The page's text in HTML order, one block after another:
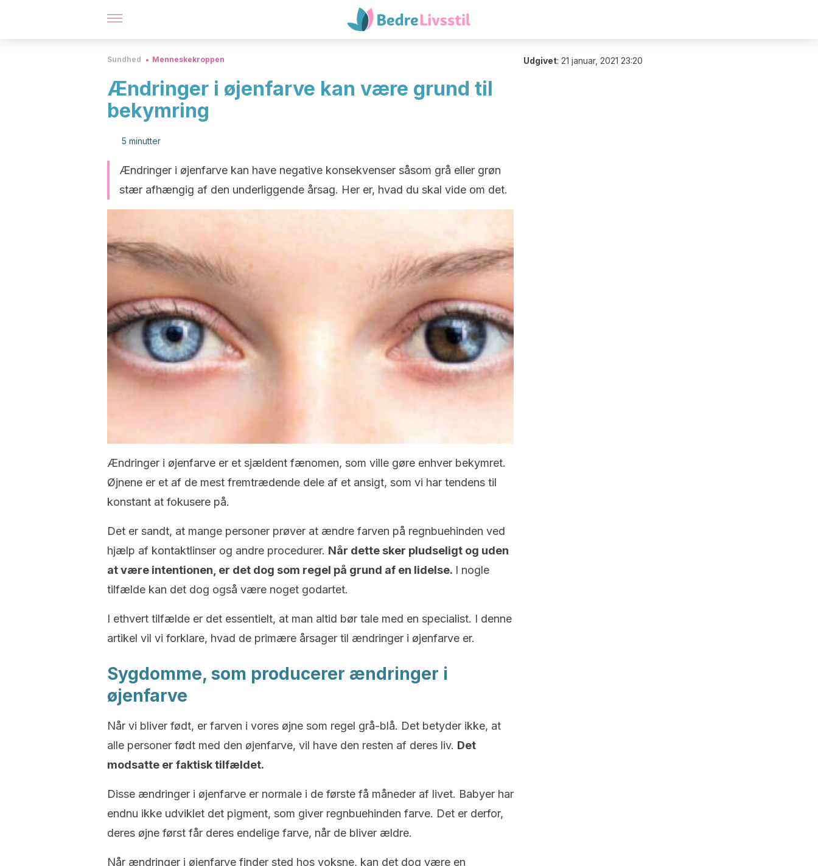
Sundhed Menneskekroppen
Ændringer i øjenfarve kan være grund til
bekymring
5 minutter
Ændringer i øjenfarve kan have negative konsekvenser såsom grå eller grøn
stær afhængig af den underliggende årsag. Her er, hvad du skal vide om det.
Ændringer i øjenfarve er et sjældent fænomen, som ville gøre enhver bekymret.
Øjnene er et af de mest fremtrædende dele af et ansigt, som vi har tendens til
konstant at fokusere på.
Det er sandt, at mange personer prøver at ændre farven på regnbuehinden ved
hjælp af kontaktlinser og andre procedurer. Når dette sker pludseligt og uden
at være intentionen, er det dog som regel på grund af en lidelse. I nogle
tilfælde kan det dog også være noget godartet.
I ethvert tilfælde er det essentielt, at man altid bør tale med en specialist. I denne
artikel vil vi forklare, hvad de primære årsager til ændringer i øjenfarve er.
Sygdomme, som producerer ændringer i
øjenfarve
Når vi bliver født, er farven i vores øjne som regel grå-blå. Det betyder ikke, at
alle personer født med den øjenfarve, vil have den resten af deres liv. Det
modsatte er faktisk tilfældet.
Disse ændringer i øjenfarve er normale i de første få måneder af livet. Babyer har
endnu ikke udviklet det pigment, som giver regnbuehinden farve. Det er derfor,
deres øjne først får deres endelige farve, når de bliver ældre.
Når ændringer i øjenfarve finder sted hos voksne, kan det dog være en
Udgivet: 21 januar, 2021 23:20